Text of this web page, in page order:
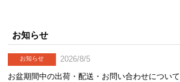
お知らせ
お知らせ
2026/8/5
お盆期間中の出荷・配送・お問い合わせについて